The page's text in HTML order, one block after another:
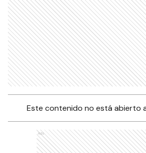
Este contenido no está abierto
Ads